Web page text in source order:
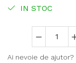
IN STOC
Ai nevoie de ajutor?